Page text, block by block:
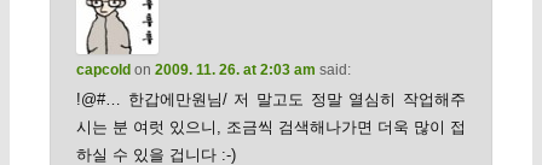
capcoldon 2009. 11. 26. at 2:03 am said:
!@#… 한갑에만원님/ 저 말고도 정말 열심히 작업해주
시는 분 여럿 있으니, 조금씩 검색해나가면 더욱 많이 접
하실 수 있을 겁니다 :-)